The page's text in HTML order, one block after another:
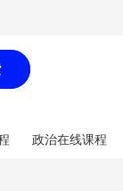
政治在线课程